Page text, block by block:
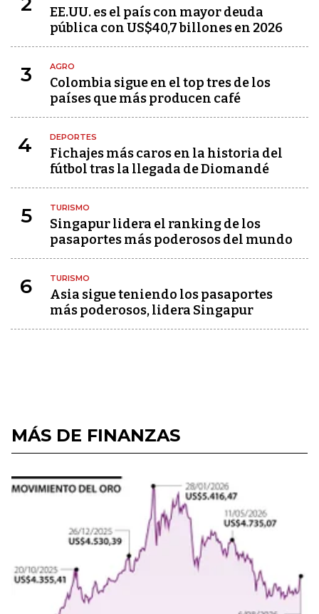
EE.UU. es el país con mayor deuda
pública con US$40,7 billones en 2026
3 AGRO
Colombia sigue en el top tres de los
países que más producen café
4 DEPORTES
Fichajes más caros en la historia del
fútbol tras la llegada de Diomandé
5 TURISMO
Singapur lidera el ranking de los
pasaportes más poderosos del mundo
6 TURISMO
Asia sigue teniendo los pasaportes
más poderosos, lidera Singapur
MÁS DE FINANZAS